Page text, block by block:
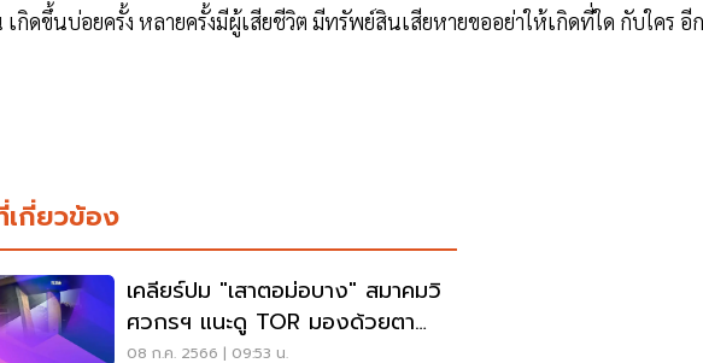
กิดขึ้นบ่อยครั้ง หลายครั้งมีผู้เสียชีวิต มีทรัพย์สินเสียหายขออย่าให้เกิดที่ใด กับใคร อีก
เกี่ยวข้อง
เคลียร์ปม "เสาตอม่อบาง" สมาคมวิ
ศวกรฯ แนะดู TOR มองด้วยตา
เปล่าไม่พอ
08 ก.ค. 2566 | 09:53 น.